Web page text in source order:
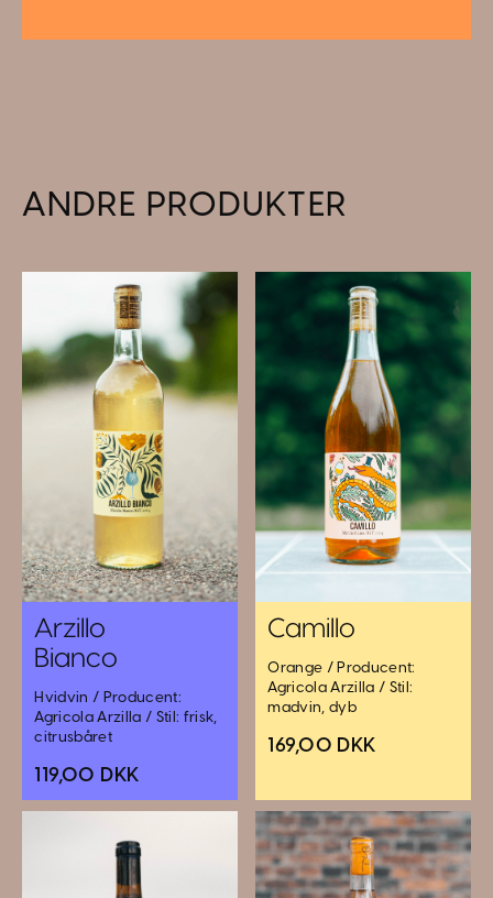
ANDRE PRODUKTER
Arzillo
Bianco
Hvidvin / Producent:
Agricola Arzilla / Stil: frisk,
citrusbåret
119,00 DKK
Camillo
Orange / Producent:
Agricola Arzilla / Stil:
madvin, dyb
169,00 DKK